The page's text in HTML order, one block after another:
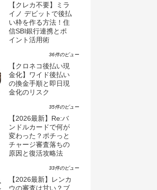
【クレカ不要】ミラ
イノ デビットで後払
い枠を作る方法！住
信SBI銀行連携とポ
イント活用術
36件のビュー
【クロネコ後払い現
金化】ワイド後払い
の換金手順と即日現
金化のリスク
35件のビュー
【2026最新】Re:バ
ンドルカードで何が
変わった？ポチっと
チャージ審査落ちの
原因と復活攻略法
33件のビュー
【2026最新】レンカ
ウの審査は甘い？ブ